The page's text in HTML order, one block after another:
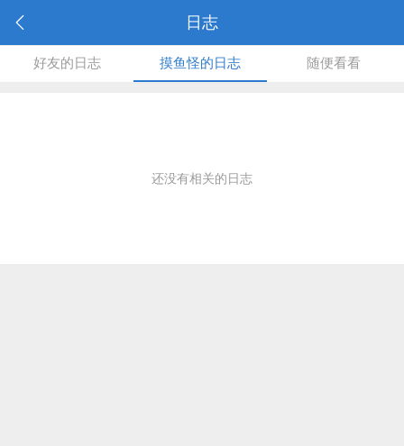
日志
好友的日志 摸鱼怪的日志 随便看看
还没有相关的日志